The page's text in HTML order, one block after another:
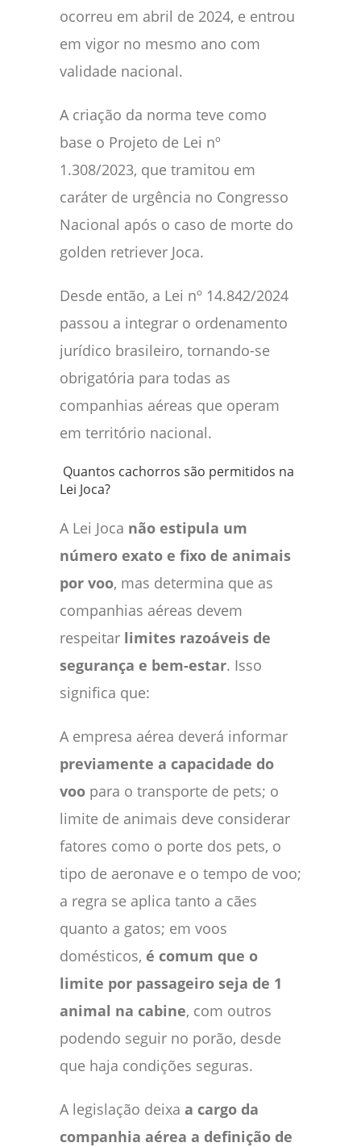
ocorreu em abril de 2024, e entrou
em vigor no mesmo ano com
validade nacional.
A criação da norma teve como
base o Projeto de Lei nº
1.308/2023, que tramitou em
caráter de urgência no Congresso
Nacional após o caso de morte do
golden retriever Joca.
Desde então, a Lei nº 14.842/2024
passou a integrar o ordenamento
jurídico brasileiro, tornando-se
obrigatória para todas as
companhias aéreas que operam
em território nacional.
Quantos cachorros são permitidos na
Lei Joca?
A Lei Joca não estipula um
número exato e fixo de animais
por voo, mas determina que as
companhias aéreas devem
respeitar limites razoáveis de
segurança e bem-estar. Isso
significa que:
A empresa aérea deverá informar
previamente a capacidade do
voo para o transporte de pets; o
limite de animais deve considerar
fatores como o porte dos pets, o
tipo de aeronave e o tempo de voo;
a regra se aplica tanto a cães
quanto a gatos; em voos
domésticos, é comum que o
limite por passageiro seja de 1
animal na cabine, com outros
podendo seguir no porão, desde
que haja condições seguras.
A legislação deixa a cargo da
companhia aérea a definição de